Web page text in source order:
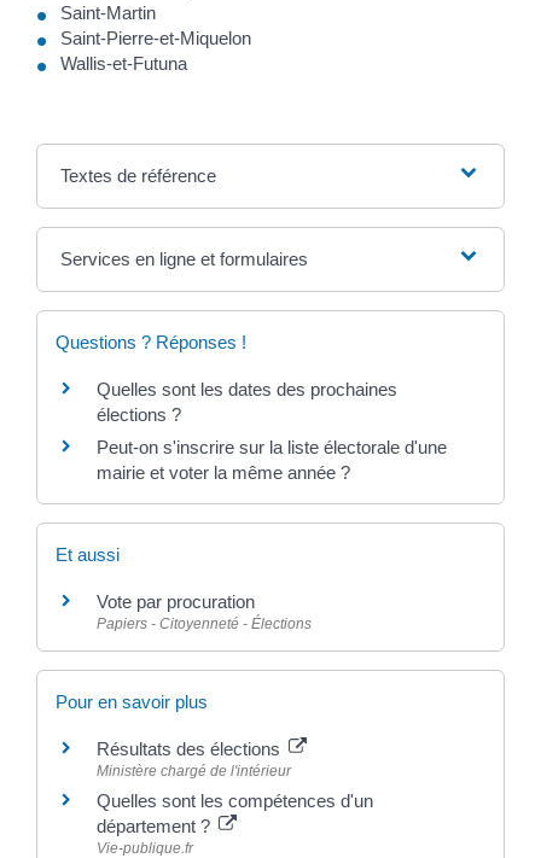
Saint-Martin
Saint-Pierre-et-Miquelon
Wallis-et-Futuna
Textes de référence
Services en ligne et formulaires
Questions ? Réponses !
Quelles sont les dates des prochaines
élections ?
Peut-on s'inscrire sur la liste électorale d'une
mairie et voter la même année ?
Et aussi
Vote par procuration
Papiers - Citoyenneté - Élections
Pour en savoir plus
Résultats des élections
Ministère chargé de l'intérieur
Quelles sont les compétences d'un
département ?
Vie-publique.fr